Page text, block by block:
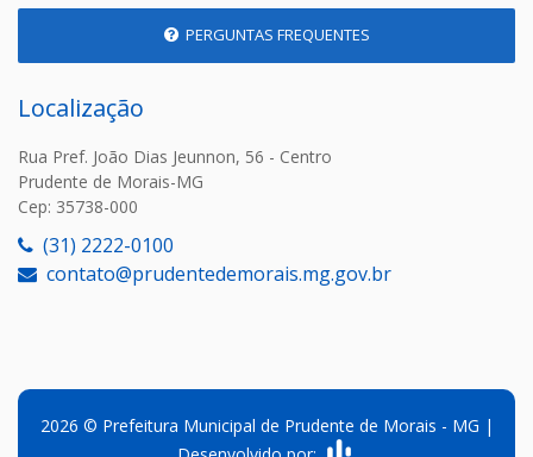
PERGUNTAS FREQUENTES
Localização
Rua Pref. João Dias Jeunnon, 56 - Centro
Prudente de Morais-MG
Cep: 35738-000
(31) 2222-0100
contato@prudentedemorais.mg.gov.br
2026 © Prefeitura Municipal de Prudente de Morais - MG |